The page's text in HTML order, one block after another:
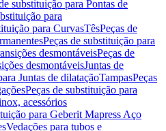
substituição para Pontas de
para
para CurvasTêsPeças de
Peças de substituição para
desmontáveisPeças de
desmontáveisJuntas de
Juntas de dilataçãoTampasPeças
Peças de substituição para
acessórios
para Geberit Mapress Aço
Vedações para tubos e